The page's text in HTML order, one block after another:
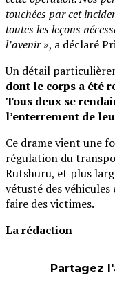
touchées par cet
toutes les leçons
l’avenir», a déclaré
Un détail
dont le corps a été
Tous deux se
l’enterrement de
Ce drame vient une
régulation du
Rutshuru, et plus
vétusté des
faire des victimes.
La rédaction
Partagez